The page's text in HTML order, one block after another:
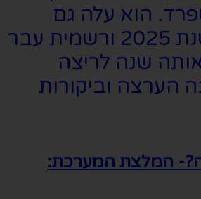
הוא עלה גם
בטורונטו בשנת 2025 ורשמית עבר
שנה לריצה
הערצה וביקורות
המלצת המערכת: